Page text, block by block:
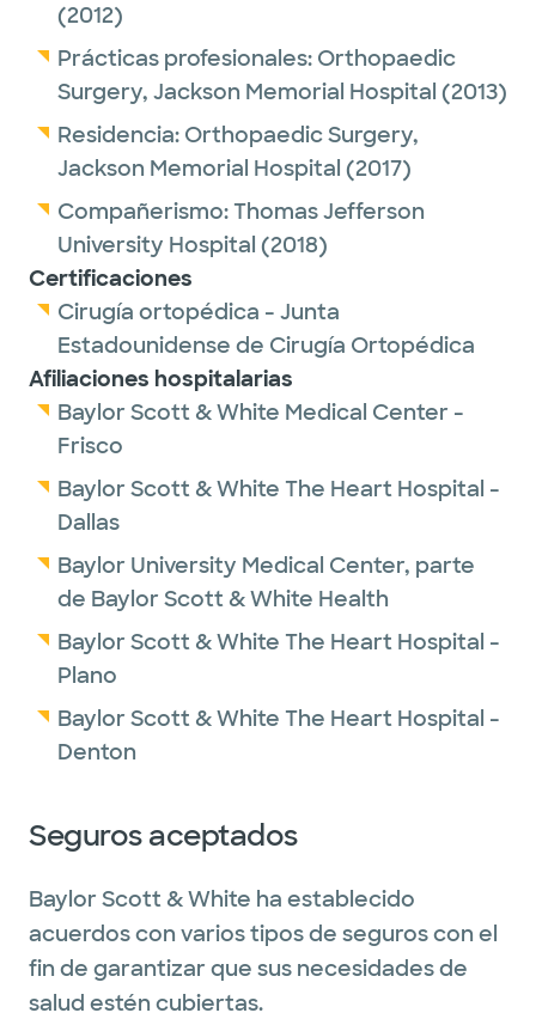
(2012)
Prácticas profesionales: Orthopaedic
Surgery, Jackson Memorial Hospital (2013)
Residencia: Orthopaedic Surgery,
Jackson Memorial Hospital (2017)
Compañerismo:Thomas Jefferson
University Hospital (2018)
Certificaciones
Cirugía ortopédica - Junta
Estadounidense de Cirugía Ortopédica
Afiliaciones hospitalarias
Baylor Scott & White Medical Center -
Frisco
Baylor Scott & White The Heart Hospital -
Dallas
Baylor University Medical Center, parte
de Baylor Scott & White Health
Baylor Scott & White The Heart Hospital -
Plano
Baylor Scott & White The Heart Hospital -
Denton
Seguros aceptados
Baylor Scott & White ha establecido
acuerdos con varios tipos de seguros con el
fin de garantizar que sus necesidades de
salud estén cubiertas.